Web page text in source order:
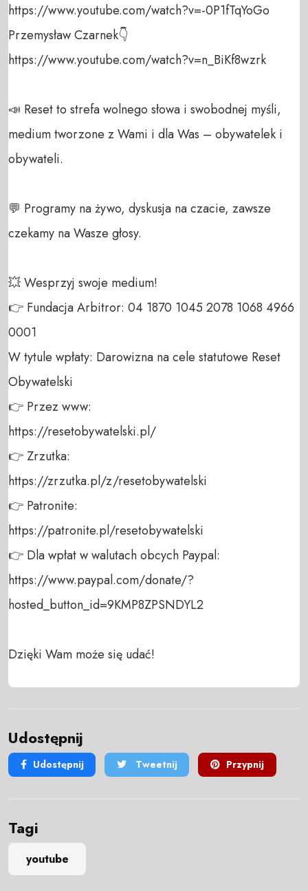
https://www.youtube.com/watch?v=-0P1fTqYoGo
Przemysław Czarnek👇
https://www.youtube.com/watch?v=n_BiKf8wzrk
📣 Reset to strefa wolnego słowa i swobodnej myśli,
medium tworzone z Wami i dla Was – obywatelek i
obywateli.
💬 Programy na żywo, dyskusja na czacie, zawsze
czekamy na Wasze głosy.
💥 Wesprzyj swoje medium!
👉 Fundacja Arbitror: 04 1870 1045 2078 1068 4966
0001
W tytule wpłaty: Darowizna na cele statutowe Reset
Obywatelski
👉 Przez www:
https://resetobywatelski.pl/
👉 Zrzutka:
https://zrzutka.pl/z/resetobywatelski
👉 Patronite:
https://patronite.pl/resetobywatelski
👉 Dla wpłat w walutach obcych Paypal:
https://www.paypal.com/donate/?
hosted_button_id=9KMP8ZPSNDYL2
Dzięki Wam może się udać!
Udostępnij
Udostępnij Tweetnij Przypnij
Tagi
youtube